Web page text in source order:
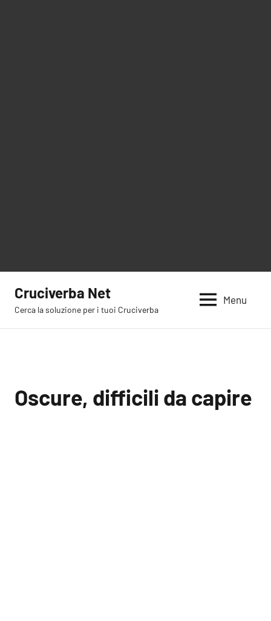
contenuto
Cruciverba Net
Cerca la soluzione per i tuoi Cruciverba
Menu
Oscure, difficili da capire